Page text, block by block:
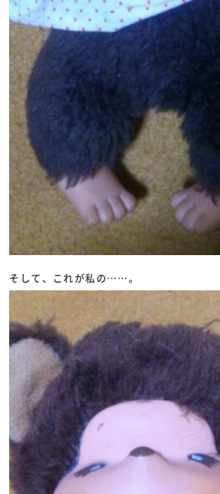
そして、これが私の……。